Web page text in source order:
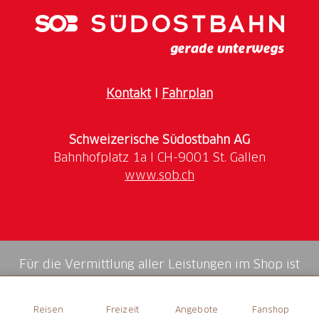
Reisen Freizeit Angebote Fanshop
KontaktI Fahrplan
Schweizerische Südostbahn AG
www.sob.ch
Für die Vermittlung aller Leistungen im Shop ist